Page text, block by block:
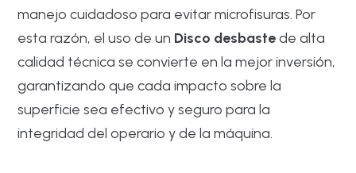
manejo cuidadoso para evitar microfisuras. Por
esta razón, el uso de un Disco desbastede alta
calidad técnica se convierte en la mejor inversión,
garantizando que cada impacto sobre la
superficie sea efectivo y seguro para la
integridad del operario y de la máquina.